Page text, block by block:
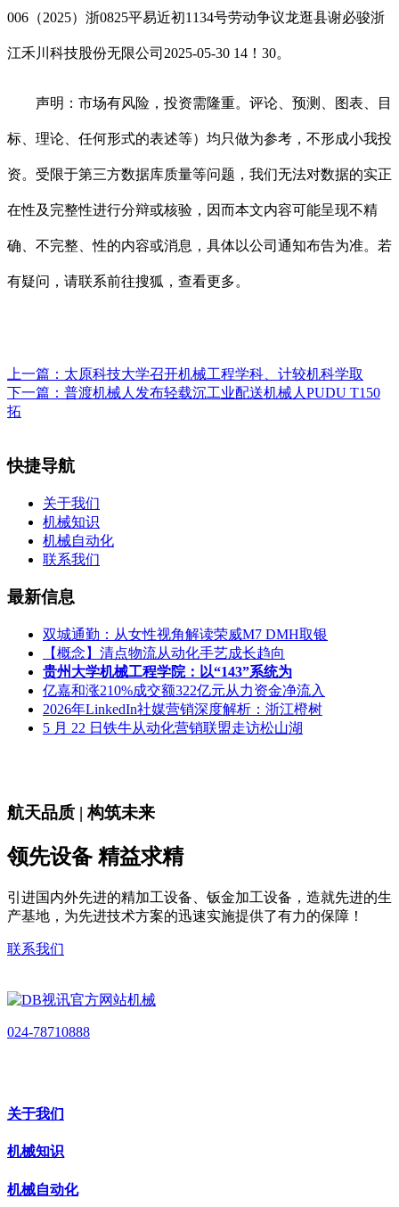
006（2025）浙0825平易近初1134号劳动争议龙逛县谢必骏浙
江禾川科技股份无限公司2025-05-30 14！30。
声明：市场有风险，投资需隆重。评论、预测、图表、目
标、理论、任何形式的表述等）均只做为参考，不形成小我投
资。受限于第三方数据库质量等问题，我们无法对数据的实正
在性及完整性进行分辩或核验，因而本文内容可能呈现不精
确、不完整、性的内容或消息，具体以公司通知布告为准。若
有疑问，请联系前往搜狐，查看更多。
上一篇： 太原科技大学召开机械工程学科、计较机科学取
下一篇： 普渡机械人发布轻载沉工业配送机械人PUDU T150
拓
快捷导航
关于我们
机械知识
机械自动化
联系我们
最新信息
双城通勤：从女性视角解读荣威M7 DMH取银
【概念】清点物流从动化手艺成长趋向
贵州大学机械工程学院：以“143”系统为
亿嘉和涨210%成交额322亿元从力资金净流入
2026年LinkedIn社媒营销深度解析：浙江橙树
5 月 22 日铁牛从动化营销联盟走访松山湖
航天品质 | 构筑未来
领先设备 精益求精
引进国内外先进的精加工设备、钣金加工设备，造就先进的生
产基地，为先进技术方案的迅速实施提供了有力的保障！
联系我们
024-78710888
关于我们
机械知识
机械自动化